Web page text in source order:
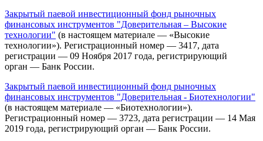
Закрытый паевой инвестиционный фонд рыночных
финансовых инструментов "Доверительная – Высокие
технологии" (в настоящем материале — «Высокие
технологии»). Регистрационный номер — 3417, дата
регистрации — 09 Ноября 2017 года, регистрирующий
орган — Банк России.
Закрытый паевой инвестиционный фонд рыночных
финансовых инструментов "Доверительная - Биотехнологии"
(в настоящем материале — «Биотехнологии»).
Регистрационный номер — 3723, дата регистрации — 14 Мая
2019 года, регистрирующий орган — Банк России.